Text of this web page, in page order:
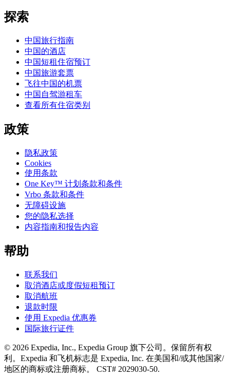
探索
中国旅行指南
中国的酒店
中国短租住宿预订
中国旅游套票
飞往中国的机票
中国自驾游租车
查看所有住宿类别
政策
隐私政策
Cookies
使用条款
One Key™ 计划条款和条件
Vrbo 条款和条件
无障碍设施
您的隐私选择
内容指南和报告内容
帮助
联系我们
取消酒店或度假短租预订
取消航班
退款时限
使用 Expedia 优惠券
国际旅行证件
© 2026 Expedia, Inc., Expedia Group 旗下公司。保留所有权
利。Expedia 和飞机标志是 Expedia, Inc. 在美国和/或其他国家/
地区的商标或注册商标。 CST# 2029030-50.